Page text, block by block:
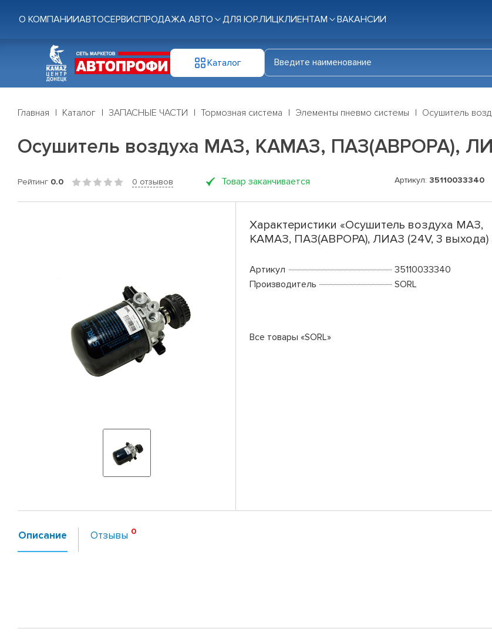
О КОМПАНИИАВТОСЕРВИСПРОДАЖА АВТО ДЛЯ ЮР.ЛИЦКЛИЕНТАМ ВАКАНСИИ
Каталог
Главная Каталог ЗАПАСНЫЕ ЧАСТИ Тормозная система Элементы пневмо системы Осушитель
Осушитель воздуха МАЗ, КАМАЗ, ПАЗ(АВРОРА),
Рейтинг 0.0 0 отзывов Товар заканчивается Артикул: 35110033340
Характеристики «Осушитель воздуха МАЗ,
КАМАЗ, ПАЗ(АВРОРА), ЛИАЗ (24V, 3 выхода)
Артикул
35110033340
Производитель
SORL
Все товары «SORL»
Описание Отзывы